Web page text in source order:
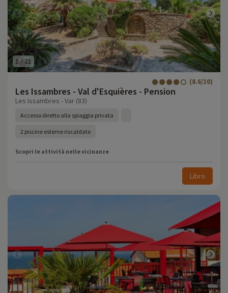
1 /21
Les Issambres - Val d'Esquières - Pension
(8.6/10)
Les Issambres - Var (83)
Accesso diretto alla spiaggia privata
2 piscine esterne riscaldate
Scopri le attività nelle vicinanze
Libro